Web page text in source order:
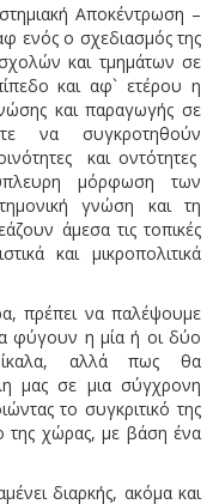
Αποκέντρωση –
ενός ο σχεδιασμός της
και τμημάτων σε
και αφ` ετέρου η
και παραγωγής σε
να συγκροτηθούν
και οντότητες
μόρφωση των
γνώση και τη
άμεσα τις τοπικές
και μικροπολιτικά
πρέπει να παλέψουμε
φύγουν η μία ή οι δύο
αλλά πως θα
μας σε μια σύγχρονη
το συγκριτικό της
της χώρας, με βάση ένα
διαρκής, ακόμα και